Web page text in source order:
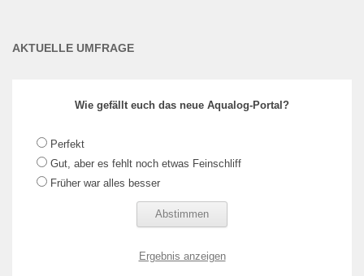
AKTUELLE UMFRAGE
Wie gefällt euch das neue Aqualog-Portal?
Perfekt
Gut, aber es fehlt noch etwas Feinschliff
Früher war alles besser
Ergebnis anzeigen